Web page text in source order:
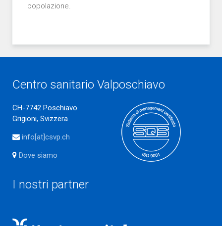
popolazione.
Centro sanitario Valposchiavo
CH-7742 Poschiavo
Grigioni, Svizzera
info[at]csvp.ch
Dove siamo
I nostri partner